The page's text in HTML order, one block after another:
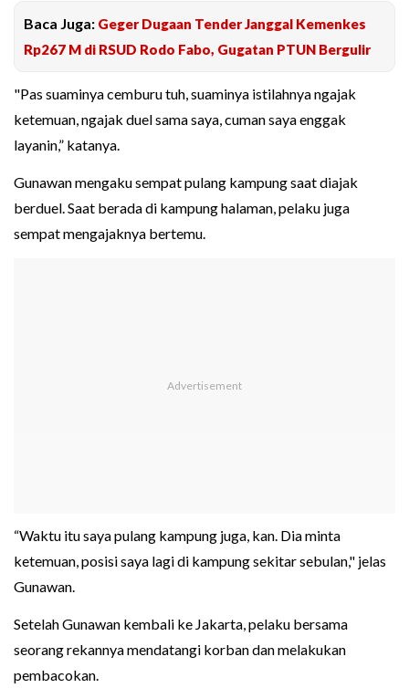
Baca Juga: Geger Dugaan Tender Janggal Kemenkes
Rp267 M di RSUD Rodo Fabo, Gugatan PTUN Bergulir
"Pas suaminya cemburu tuh, suaminya istilahnya ngajak
ketemuan, ngajak duel sama saya, cuman saya enggak
layanin,” katanya.
Gunawan mengaku sempat pulang kampung saat diajak
berduel. Saat berada di kampung halaman, pelaku juga
sempat mengajaknya bertemu.
“Waktu itu saya pulang kampung juga, kan. Dia minta
ketemuan, posisi saya lagi di kampung sekitar sebulan," jelas
Gunawan.
Setelah Gunawan kembali ke Jakarta, pelaku bersama
seorang rekannya mendatangi korban dan melakukan
pembacokan.